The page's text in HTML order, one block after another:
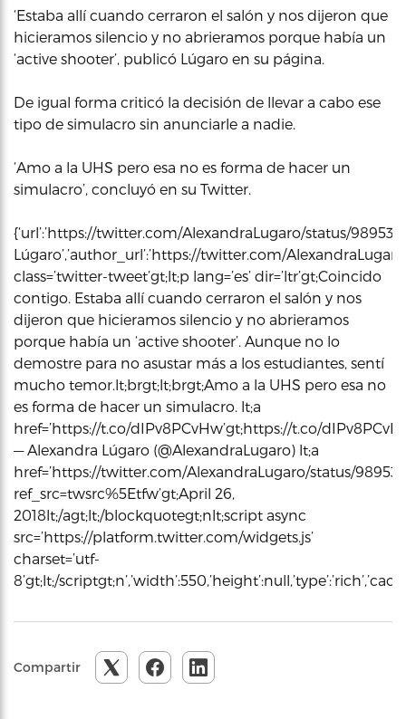
‘Estaba allí cuando cerraron el salón y nos dijeron que
hicieramos silencio y no abrieramos porque había un
‘active shooter’, publicó Lúgaro en su página.
De igual forma criticó la decisión de llevar a cabo ese
tipo de simulacro sin anunciarle a nadie.
‘Amo a la UHS pero esa no es forma de hacer un
simulacro’, concluyó en su Twitter.
{‘url’:’https://twitter.com/AlexandraLugaro/status/
Lúgaro’,’author_url’:’https://twitter.com/
class=’twitter-tweet’gt;lt;p lang=’es’ dir=’ltr’gt;Coincido
contigo. Estaba allí cuando cerraron el salón y nos
dijeron que hicieramos silencio y no abrieramos
porque había un ‘active shooter’. Aunque no lo
demostre para no asustar más a los estudiantes, sentí
mucho temor.lt;brgt;lt;brgt;Amo a la UHS pero esa no
es forma de hacer un simulacro. lt;a
href=’https://t.co/dIPv8PCvHw’gt;https://t.co/
— Alexandra Lúgaro (@AlexandraLugaro) lt;a
href=’https://twitter.com/AlexandraLugaro/status/
ref_src=twsrc%5Etfw’gt;April 26,
2018lt;/agt;lt;/blockquotegt;nlt;script async
src=’https://platform.twitter.com/widgets.js’
charset=’utf-
8’gt;lt;/
Compartir